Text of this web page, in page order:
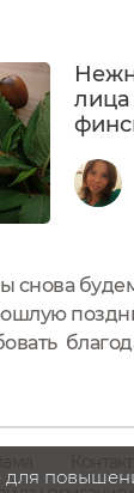
снова
этих...